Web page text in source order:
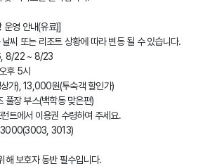
영 안내(유료)]
씨 또는 리조트 상황에 따라 변동 될 수 있습니다.
8/22 ~ 8/23
후 5시
가), 13,000원(투숙객 할인가)
풀장 부스(백학동 맞은편)
트에서 이용권 수령하여 주세요.
3013)
해 보호자 동반 필수입니다.